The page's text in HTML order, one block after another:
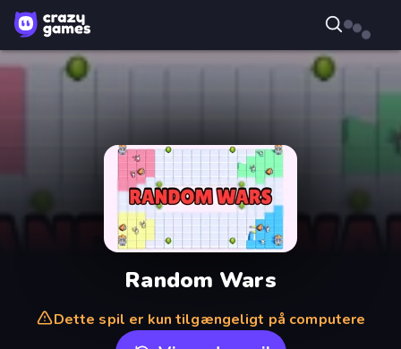
Random Wars
Dette spil er kun tilgængeligt på computere